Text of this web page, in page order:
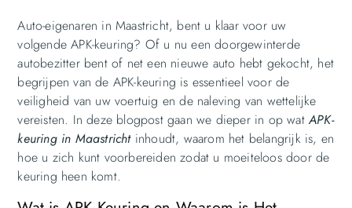
Auto-eigenaren in Maastricht, bent u klaar voor uw
volgende APK-keuring? Of u nu een doorgewinterde
autobezitter bent of net een nieuwe auto hebt gekocht, het
begrijpen van de APK-keuring is essentieel voor de
veiligheid van uw voertuig en de naleving van wettelijke
vereisten. In deze blogpost gaan we dieper in op watAPK-
keuring in Maastrichtinhoudt, waarom het belangrijk is, en
hoe u zich kunt voorbereiden zodat u moeiteloos door de
keuring heen komt.